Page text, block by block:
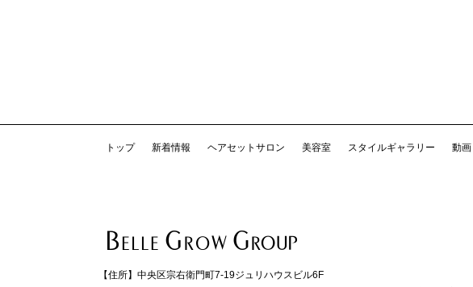
トップ 新着情報 ヘアセットサロン 美容室 スタイルギャラリー 動画
【住所】 中央区宗右衛門町7-19ジュリハウスビル6F